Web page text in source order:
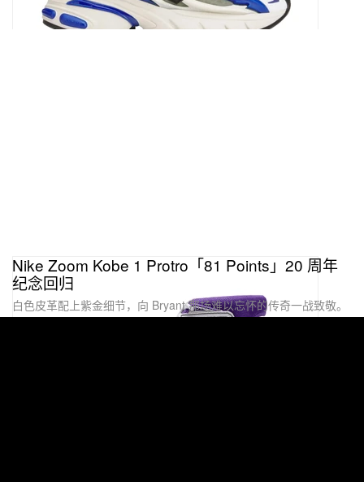
Nike Zoom Kobe 1 Protro「81 Points」20 周年
纪念回归
白色皮革配上紫金细节，向 Bryant 那场难以忘怀的传奇一战致敬。